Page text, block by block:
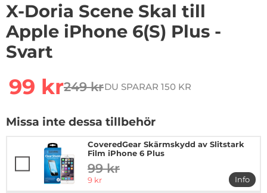
X-Doria Scene Skal till
Apple iPhone 6(S) Plus -
Svart
rea pris
99 krtidigare pris
249 krDU SPARAR 150 KR
Missa inte dessa tillbehör
CoveredGear Skärmskydd av Slitstark
Film iPhone 6 Plus
tidigare pris
99 kr
rea pris
9 kr
Info
mer